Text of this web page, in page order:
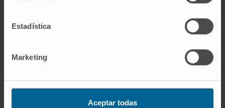
Estadística
Marketing
Aceptar todas
Ver Curriculum
Servicio de Farmacia